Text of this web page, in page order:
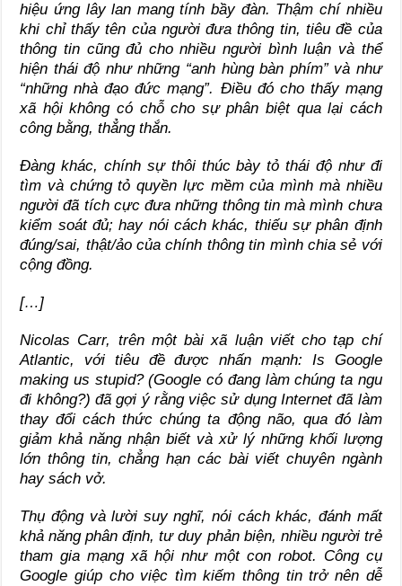
hiệu ứng lây lan mang tính bầy đàn. Thậm chí nhiều
khi chỉ thấy tên của người đưa thông tin, tiêu đề của
thông tin cũng đủ cho nhiều người bình luận và thể
hiện thái độ như những “anh hùng bàn phím” và như
“những nhà đạo đức mạng”. Điều đó cho thấy mạng
xã hội không có chỗ cho sự phân biệt qua lại cách
công bằng, thẳng thắn.
Đàng khác, chính sự thôi thúc bày tỏ thái độ như đi
tìm và chứng tỏ quyền lực mềm của mình mà nhiều
người đã tích cực đưa những thông tin mà mình chưa
kiểm soát đủ; hay nói cách khác, thiếu sự phân định
đúng/sai, thật/ảo của chính thông tin mình chia sẻ với
cộng đồng.
[…]
Nicolas Carr, trên một bài xã luận viết cho tạp chí
Atlantic, với tiêu đề được nhấn mạnh: Is Google
making us stupid? (Google có đang làm chúng ta ngu
đi không?) đã gợi ý rằng việc sử dụng Internet đã làm
thay đổi cách thức chúng ta động não, qua đó làm
giảm khả năng nhận biết và xử lý những khối lượng
lớn thông tin, chẳng hạn các bài viết chuyên ngành
hay sách vở.
Thụ động và lười suy nghĩ, nói cách khác, đánh mất
khả năng phân định, tư duy phản biện, nhiều người trẻ
tham gia mạng xã hội như một con robot. Công cụ
Google giúp cho việc tìm kiếm thông tin trở nên dễ